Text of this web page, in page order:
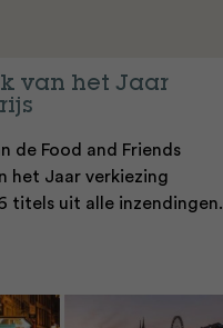
van het Jaar
de Food and Friends
het Jaar verkiezing
titels uit alle inzendingen.